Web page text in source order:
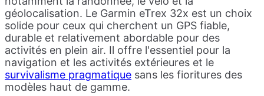
géolocalisation. Le Garmin eTrex 32x est un choix
solide pour ceux qui cherchent un GPS fiable,
durable et relativement abordable pour des
activités en plein air. Il offre l'essentiel pour la
navigation et les activités extérieures et le
survivalisme pragmatique sans les fioritures des
modèles haut de gamme.